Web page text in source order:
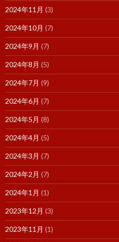
2024年11月 (3)
2024年10月 (7)
2024年9月 (7)
2024年8月 (5)
2024年7月 (9)
2024年6月 (7)
2024年5月 (8)
2024年4月 (5)
2024年3月 (7)
2024年2月 (7)
2024年1月 (1)
2023年12月 (3)
2023年11月 (1)